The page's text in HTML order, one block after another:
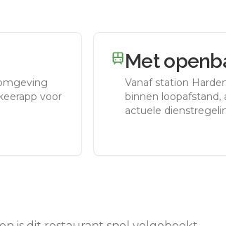
voor
Met
Vanaf station
binnen loopafstand,
actuele